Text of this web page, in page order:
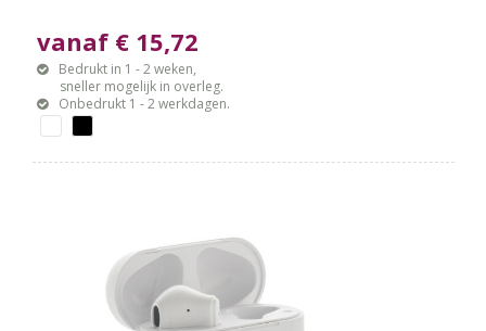
vanaf € 15,72
Bedrukt in 1 - 2 weken,
sneller mogelijk in overleg.
Onbedrukt 1 - 2 werkdagen.